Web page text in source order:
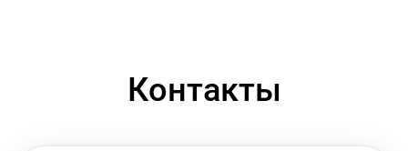
Контакты